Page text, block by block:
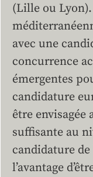
(Lille ou
avec une
concurrence
émergentes
candidature
être
suffisante au
candidature
l’avantage